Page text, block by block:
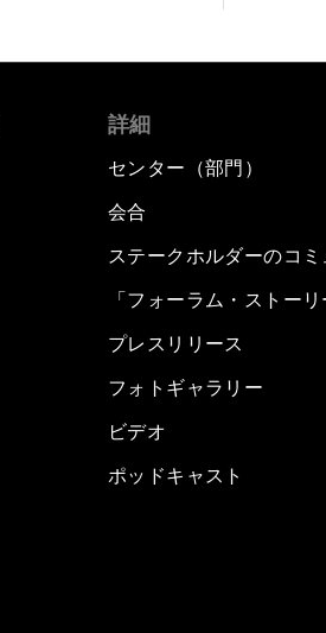
詳細
センター（部門）
会合
ステークホルダーのコミ
「フォーラム・ストーリ
プレスリリース
フォトギャラリー
ビデオ
ポッドキャスト